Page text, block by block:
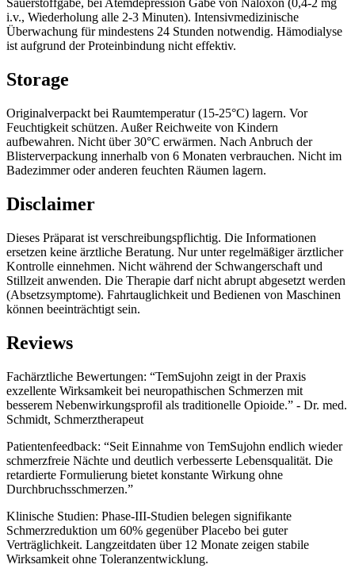
Sauerstoffgabe, bei Atemdepression Gabe von Naloxon (0,4-2 mg
i.v., Wiederholung alle 2-3 Minuten). Intensivmedizinische
Überwachung für mindestens 24 Stunden notwendig. Hämodialyse
ist aufgrund der Proteinbindung nicht effektiv.
Storage
Originalverpackt bei Raumtemperatur (15-25°C) lagern. Vor
Feuchtigkeit schützen. Außer Reichweite von Kindern
aufbewahren. Nicht über 30°C erwärmen. Nach Anbruch der
Blisterverpackung innerhalb von 6 Monaten verbrauchen. Nicht im
Badezimmer oder anderen feuchten Räumen lagern.
Disclaimer
Dieses Präparat ist verschreibungspflichtig. Die Informationen
ersetzen keine ärztliche Beratung. Nur unter regelmäßiger ärztlicher
Kontrolle einnehmen. Nicht während der Schwangerschaft und
Stillzeit anwenden. Die Therapie darf nicht abrupt abgesetzt werden
(Absetzsymptome). Fahrtauglichkeit und Bedienen von Maschinen
können beeinträchtigt sein.
Reviews
Fachärztliche Bewertungen: “TemSujohn zeigt in der Praxis
exzellente Wirksamkeit bei neuropathischen Schmerzen mit
besserem Nebenwirkungsprofil als traditionelle Opioide.” - Dr. med.
Schmidt, Schmerztherapeut
Patientenfeedback: “Seit Einnahme von TemSujohn endlich wieder
schmerzfreie Nächte und deutlich verbesserte Lebensqualität. Die
retardierte Formulierung bietet konstante Wirkung ohne
Durchbruchsschmerzen.”
Klinische Studien: Phase-III-Studien belegen signifikante
Schmerzreduktion um 60% gegenüber Placebo bei guter
Verträglichkeit. Langzeitdaten über 12 Monate zeigen stabile
Wirksamkeit ohne Toleranzentwicklung.